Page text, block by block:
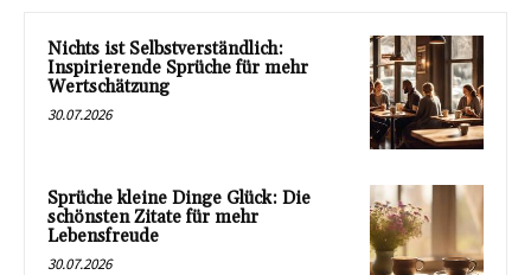
Nichts ist Selbstverständlich:
Inspirierende Sprüche für mehr
Wertschätzung
30.07.2026
Sprüche kleine Dinge Glück: Die
schönsten Zitate für mehr
Lebensfreude
30.07.2026